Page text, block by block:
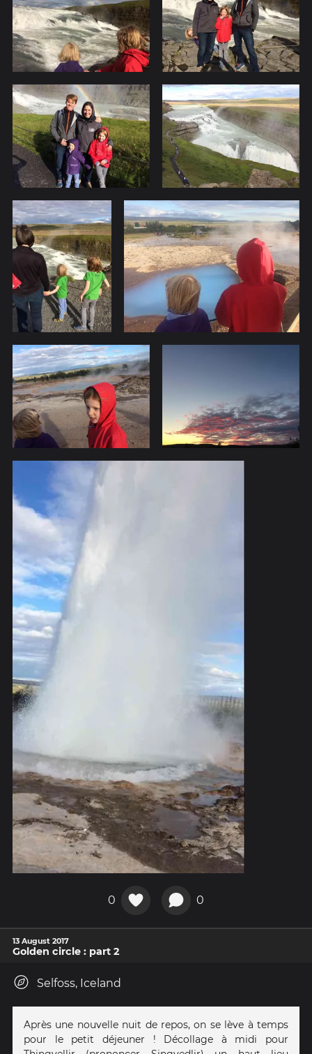
0 0
13 August 2017
Golden circle : part 2
Selfoss, Iceland
Après une nouvelle nuit de repos, on se lève à temps
pour le petit déjeuner ! Décollage à midi pour